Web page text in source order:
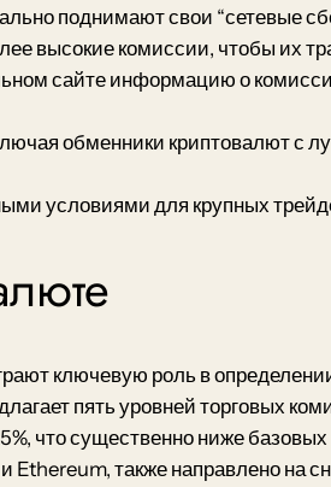
поднимают свои “сетевые
высокие комиссии, чтобы их
сайте информацию о
обменники криптовалют
условиями для крупных
ключевую роль в
пять уровней торговых
что существенно ниже
также направлено на